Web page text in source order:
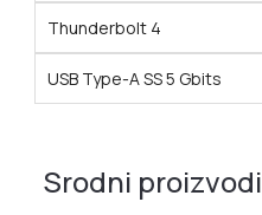
Thunderbolt 4
USB Type-A SS 5 Gbits
Srodni proizvodi